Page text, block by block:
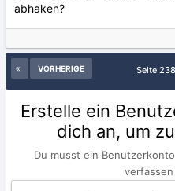
abhaken?
VORHERIGE Seite
Erstelle ein
dich an, um
Du musst ein